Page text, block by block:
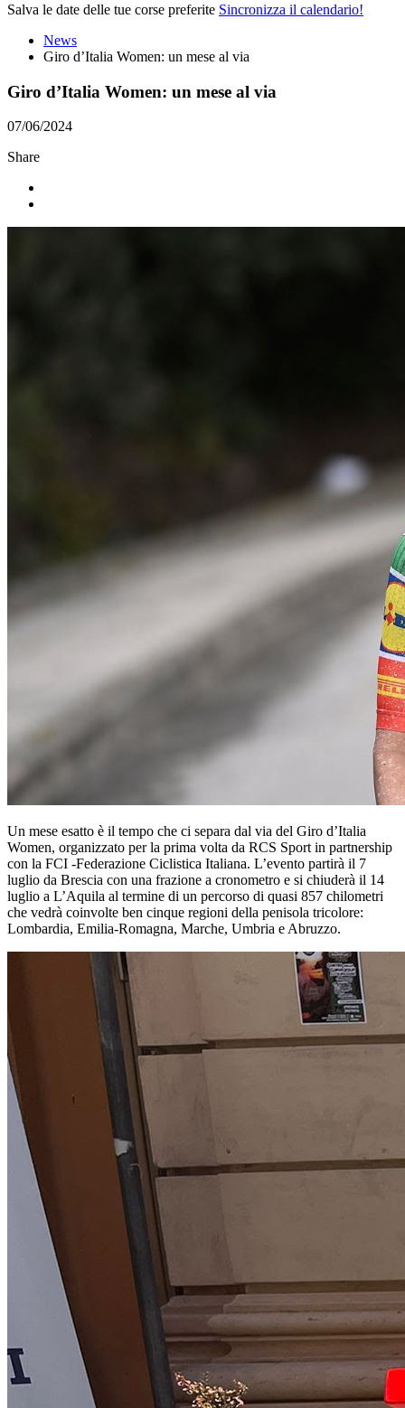
Salva le date delle tue corse preferite Sincronizza il calendario!
News
Giro d’Italia Women: un mese al via
Giro d’Italia Women: un mese al via
07/06/2024
Share
Un mese esatto è il tempo che ci separa dal via del Giro d’Italia
Women, organizzato per la prima volta da RCS Sport in partnership
con la FCI -Federazione Ciclistica Italiana. L’evento partirà il 7
luglio da Brescia con una frazione a cronometro e si chiuderà il 14
luglio a L’Aquila al termine di un percorso di quasi 857 chilometri
che vedrà coinvolte ben cinque regioni della penisola tricolore:
Lombardia, Emilia-Romagna, Marche, Umbria e Abruzzo.